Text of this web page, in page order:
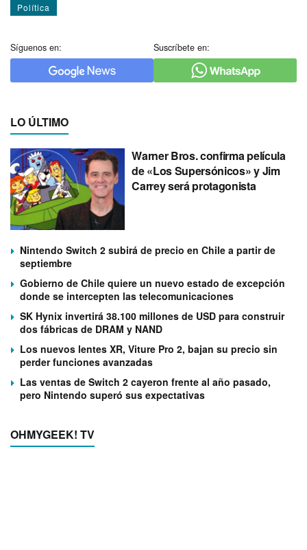
Polí­tica
Síguenos en: Suscríbete en:
LO ÚLTIMO
Warner Bros. confirma película
de «Los Supersónicos» y Jim
Carrey será protagonista
Nintendo Switch 2 subirá de precio en Chile a partir de
septiembre
Gobierno de Chile quiere un nuevo estado de excepción
donde se intercepten las telecomunicaciones
SK Hynix invertirá 38.100 millones de USD para construir
dos fábricas de DRAM y NAND
Los nuevos lentes XR, Viture Pro 2, bajan su precio sin
perder funciones avanzadas
Las ventas de Switch 2 cayeron frente al año pasado,
pero Nintendo superó sus expectativas
OHMYGEEK! TV